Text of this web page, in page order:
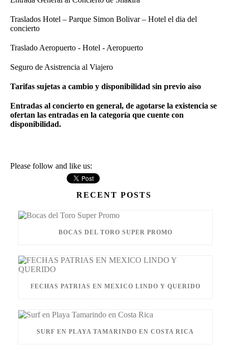
Traslados Hotel – Parque Simon Bolivar – Hotel el dia del
concierto
Traslado Aeropuerto - Hotel - Aeropuerto
Seguro de Asistrencia al Viajero
Tarifas sujetas a cambio y disponibilidad sin previo aiso
Entradas al concierto en general, de agotarse la existencia se
ofertan las entradas en la categoría que cuente con
disponibilidad.
Please follow and like us:
RECENT POSTS
BOCAS DEL TORO SUPER PROMO
FECHAS PATRIAS EN MEXICO LINDO Y QUERIDO
SURF EN PLAYA TAMARINDO EN COSTA RICA